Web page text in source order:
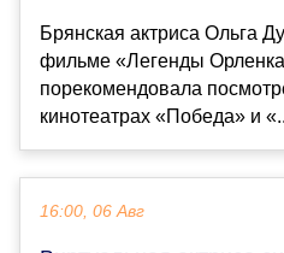
Брянская актриса Ольга
фильме «Легенды
порекомендовала
кинотеатрах «Победа» и
16:00, 06 Авг